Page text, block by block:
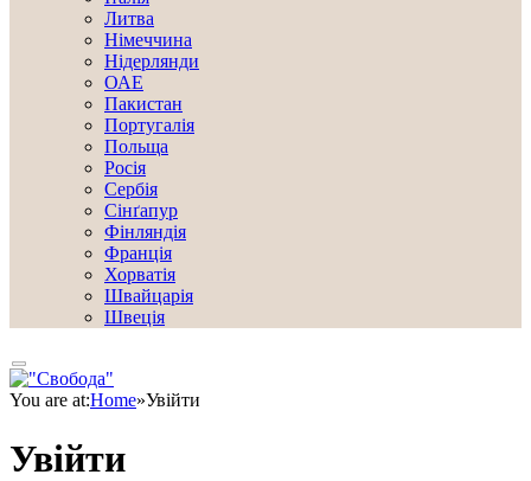
Литва
Німеччина
Нідерлянди
ОАЕ
Пакистан
Португалія
Польща
Росія
Сербія
Сінґапур
Фінляндія
Франція
Хорватія
Швайцарія
Швеція
You are at:Home»Увійти
Увійти